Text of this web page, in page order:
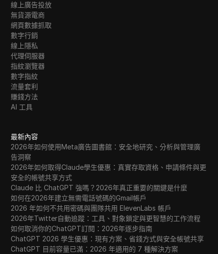
線上廣告投放
無貨源電商
網頁數據抓取
數字行銷
線上隱私
代理伺服器
指紋瀏覽器
數字指紋
流量套利
賺錢方法
AI 工具
最新內容
2026年如何使用Meta廣告圖書館：安全地研究、分析與管理廣
告洞察
2026年如何取得Claude學生優惠：真實存取資格、申請條件與更
安全的帳號共享方式
Claude 比 ChatGPT 強嗎？2026年真正重要的關鍵是什麼
如何在2026年建立無需電話號碼的Gmail帳戶
2026 年如何不共用密碼與團隊共用 ElevenLabs 帳戶
2026年Twitter自動追蹤：工具、對象鎖定與更智慧的工作流程
如何取消你的ChatGPT訂閱：2026年逐步指南
ChatGPT 2026 學生優惠：現有方案、省錢方式與安全帳號共享
ChatGPT 目前容量已滿：2026 年適用的 7 種解決方案